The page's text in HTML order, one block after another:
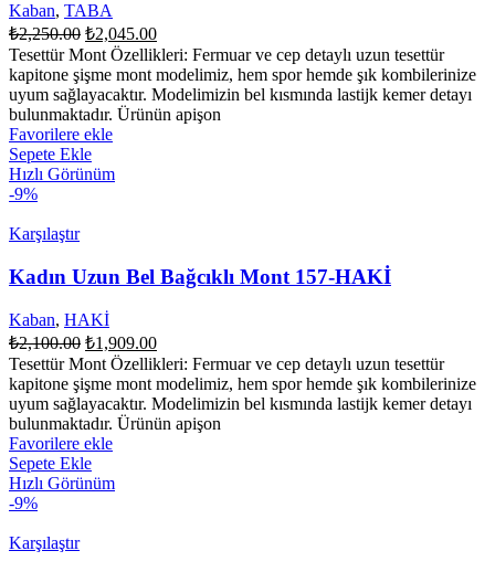
Kaban, TABA
₺2,250.00 Orijinal
fiyat:
₺2,250.00.
₺2,045.00Şu
andaki
fiyat:
₺2,045.00.
Tesettür Mont Özellikleri: Fermuar ve cep detaylı uzun tesettür
kapitone şişme mont modelimiz, hem spor hemde şık kombilerinize
uyum sağlayacaktır. Modelimizin bel kısmında lastijk kemer detayı
bulunmaktadır. Ürünün apişon
Favorilere ekle
Sepete Ekle
Hızlı Görünüm
-9%
Karşılaştır
Kadın Uzun Bel Bağcıklı Mont 157-HAKİ
Kaban, HAKİ
₺2,100.00 Orijinal
fiyat:
₺2,100.00.
₺1,909.00Şu
andaki
fiyat:
₺1,909.00.
Tesettür Mont Özellikleri: Fermuar ve cep detaylı uzun tesettür
kapitone şişme mont modelimiz, hem spor hemde şık kombilerinize
uyum sağlayacaktır. Modelimizin bel kısmında lastijk kemer detayı
bulunmaktadır. Ürünün apişon
Favorilere ekle
Sepete Ekle
Hızlı Görünüm
-9%
Karşılaştır